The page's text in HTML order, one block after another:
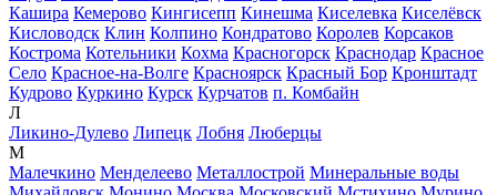
Кашира Кемерово Кингисепп Кинешма Киселевка Киселёвск
Кисловодск Клин Колпино Кондратово Королев Корсаков
Кострома Котельники Кохма Красногорск Краснодар Красное
Село Красное-на-Волге Красноярск Красный Бор Кронштадт
Кудрово Куркино Курск Курчатов п. Комбайн
Л
Ликино-Дулево Липецк Лобня Люберцы
М
Малечкино Менделеево Металлострой Минеральные воды